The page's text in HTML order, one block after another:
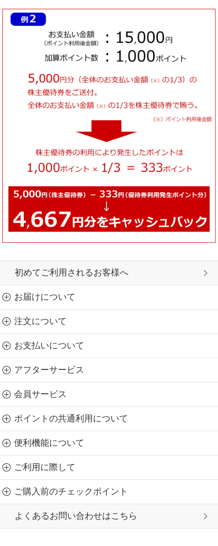
初めてご利用されるお客様へ
お届けについて
注文について
お支払いについて
アフターサービス
会員サービス
ポイントの共通利用について
便利機能について
ご利用に際して
ご購入前のチェックポイント
よくあるお問い合わせはこちら